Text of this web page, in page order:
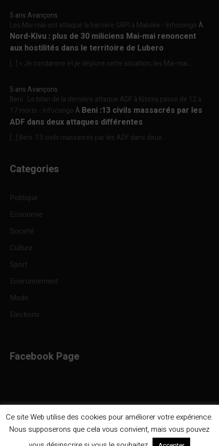
5 ans Avançons
Les Mai-mai ont attaqué la barrière GRPI à Makeke - InfocongoÀ
Nord-Kivu : plus de 30 miliciens Mai-mai renoncent
aux hostilités dans le territoire de Lubero
[…] « Je condamne et je déplore cette situation, les Mai-mai...
5 ans Avançons
Beni : Le bilan de la dernière attaque ADF à Kisima passe de 12 à
17 morts - InfocongoÀ Beni :13 civils massacrés par les
ADF dans deux attaques différentes
[…] Beni :13 civils massacrés par les ADF dans deux...
Categories
Politique
Economie
Société
Culture
Sport
Environnement
Mode
Elections
Facebook Page
Ce site Web utilise des cookies pour améliorer votre expérience.
Nous supposerons que cela vous convient, mais vous pouvez